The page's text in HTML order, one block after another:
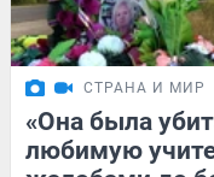
СТРАНА И МИР
«Она была
любимую